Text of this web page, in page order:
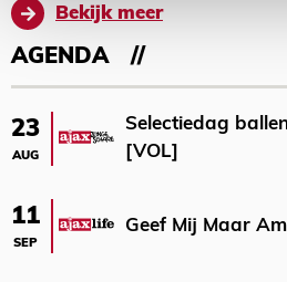
Bekijk meer
AGENDA
23
AUG
Selectiedag
[VOL]
11
SEP
Geef Mij Maar